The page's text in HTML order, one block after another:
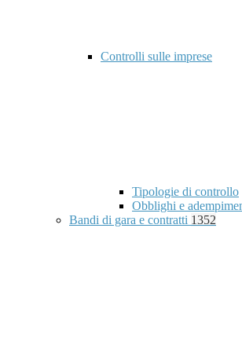
Controlli sulle imprese
Tipologie di controllo
Obblighi e
Bandi di gara e contratti 1352